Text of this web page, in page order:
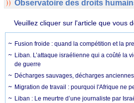
Observatoire des droits
Veuillez cliquer sur l'article que vous
Fusion froide : quand la compétition et la
Liban. L’attaque israélienne qui a coûté la
de guerre
Décharges sauvages, décharges
Migration de travail : pourquoi l'Afrique ne
Liban : Le meurtre d’une journaliste par